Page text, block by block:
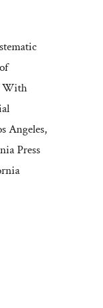
With
Angeles,
Press